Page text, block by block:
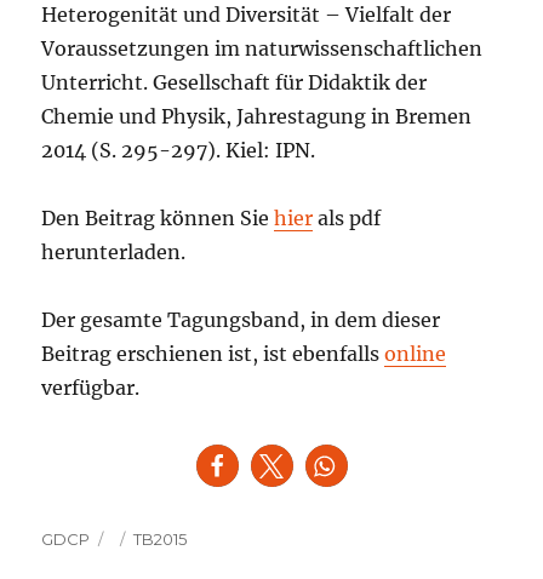
Heterogenität und Diversität – Vielfalt der
Voraussetzungen im naturwissenschaftlichen
Unterricht. Gesellschaft für Didaktik der
Chemie und Physik, Jahrestagung in Bremen
2014 (S. 295-297). Kiel: IPN.
Den Beitrag können Siehier als pdf
herunterladen.
Der gesamte Tagungsband, in dem dieser
Beitrag erschienen ist, ist ebenfallsonline
verfügbar.
Autor
GDCP
Veröffentlicht
Kategorien
TB2015